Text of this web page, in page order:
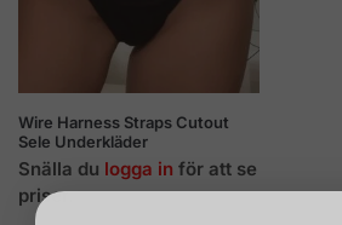
Wire Harness Straps Cutout
Sele Underkläder
Snälla du logga in för att se
priser.